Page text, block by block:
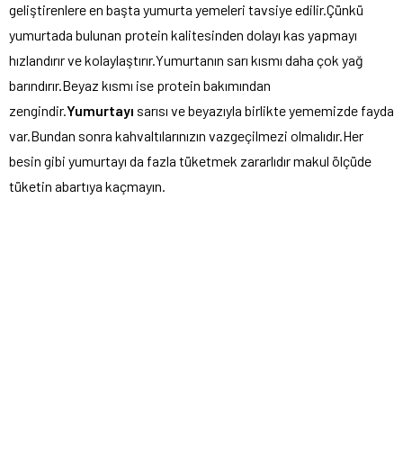
geliştirenlere en başta yumurta yemeleri tavsiye edilir.Çünkü
yumurtada bulunan protein kalitesinden dolayı kas yapmayı
hızlandırır ve kolaylaştırır.Yumurtanın sarı kısmı daha çok yağ
barındırır.Beyaz kısmı ise protein bakımından
zengindir.Yumurtayı sarısı ve beyazıyla birlikte yememizde fayda
var.Bundan sonra kahvaltılarınızın vazgeçilmezi olmalıdır.Her
besin gibi yumurtayı da fazla tüketmek zararlıdır makul ölçüde
tüketin abartıya kaçmayın.